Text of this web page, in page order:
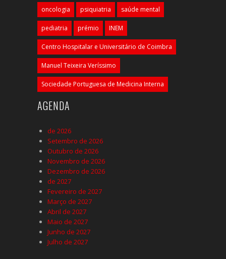
oncologia psiquiatria saúde mental
pediatria prémio INEM
Centro Hospitalar e Universitário de Coimbra
Manuel Teixeira Veríssimo
Sociedade Portuguesa de Medicina Interna
AGENDA
de 2026
Setembro de 2026
Outubro de 2026
Novembro de 2026
Dezembro de 2026
de 2027
Fevereiro de 2027
Março de 2027
Abril de 2027
Maio de 2027
Junho de 2027
Julho de 2027